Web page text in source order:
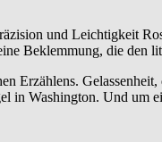
und Leichtigkeit
Beklemmung, die den
Erzählens.
Washington. Und um